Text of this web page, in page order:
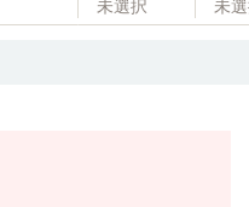
未選択 未